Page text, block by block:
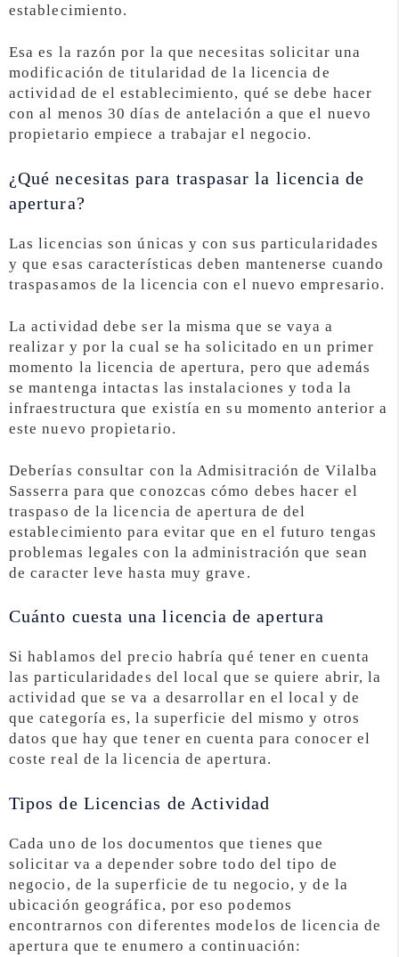
establecimiento.
Esa es la razón por la que necesitas solicitar una
modificación de titularidad de la licencia de
actividad de el establecimiento, qué se debe hacer
con al menos 30 días de antelación a que el nuevo
propietario empiece a trabajar el negocio.
¿Qué necesitas para traspasar la licencia de
apertura?
Las licencias son únicas y con sus particularidades
y que esas características deben mantenerse cuando
traspasamos de la licencia con el nuevo empresario.
La actividad debe ser la misma que se vaya a
realizar y por la cual se ha solicitado en un primer
momento la licencia de apertura, pero que además
se mantenga intactas las instalaciones y toda la
infraestructura que existía en su momento anterior a
este nuevo propietario.
Deberías consultar con la Admisitración de Vilalba
Sasserra para que conozcas cómo debes hacer el
traspaso de la licencia de apertura de del
establecimiento para evitar que en el futuro tengas
problemas legales con la administración que sean
de caracter leve hasta muy grave.
Cuánto cuesta una licencia de apertura
Si hablamos del precio habría qué tener en cuenta
las particularidades del local que se quiere abrir, la
actividad que se va a desarrollar en el local y de
que categoría es, la superficie del mismo y otros
datos que hay que tener en cuenta para conocer el
coste real de la licencia de apertura.
Tipos de Licencias de Actividad
Cada uno de los documentos que tienes que
solicitar va a depender sobre todo del tipo de
negocio, de la superficie de tu negocio, y de la
ubicación geográfica, por eso podemos
encontrarnos con diferentes modelos de licencia de
apertura que te enumero a continuación: